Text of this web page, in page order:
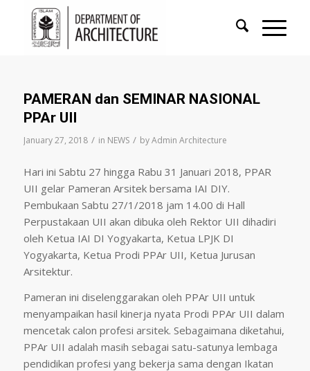
PAMERAN dan SEMINAR NASIONAL
PPAr UII
January 27, 2018 / in NEWS / byAdmin Architecture
Hari ini Sabtu 27 hingga Rabu 31 Januari 2018, PPAR
UII gelar Pameran Arsitek bersama IAI DIY.
Pembukaan Sabtu 27/1/2018 jam 14.00 di Hall
Perpustakaan UII akan dibuka oleh Rektor UII dihadiri
oleh Ketua IAI DI Yogyakarta, Ketua LPJK DI
Yogyakarta, Ketua Prodi PPAr UII, Ketua Jurusan
Arsitektur.
Pameran ini diselenggarakan oleh PPAr UII untuk
menyampaikan hasil kinerja nyata Prodi PPAr UII dalam
mencetak calon profesi arsitek. Sebagaimana diketahui,
PPAr UII adalah masih sebagai satu-satunya lembaga
pendidikan profesi yang bekerja sama dengan Ikatan